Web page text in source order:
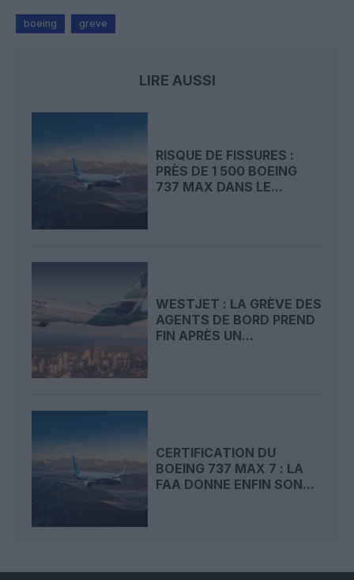
boeing greve
LIRE AUSSI
RISQUE DE FISSURES :
PRÈS DE 1 500 BOEING
737 MAX DANS LE...
WESTJET : LA GRÈVE DES
AGENTS DE BORD PREND
FIN APRÈS UN...
CERTIFICATION DU
BOEING 737 MAX 7 : LA
FAA DONNE ENFIN SON...